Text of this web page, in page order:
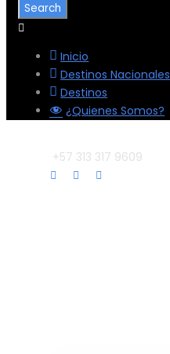
Inicio
Destinos Nacionales
Destinos
¿Quienes Somos?
+57 313 317 9609